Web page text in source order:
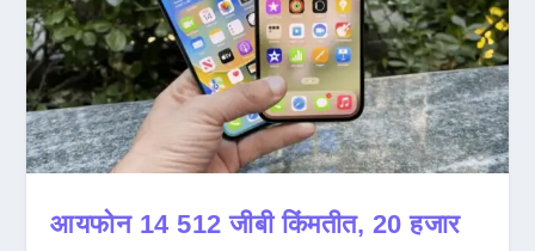
आयफोन 14 512 जीबी किंमतीत, 20 हजार